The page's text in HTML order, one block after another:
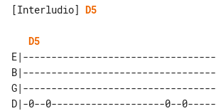
[Interludio] D5
D5
E|----------------------------------
B|----------------------------------
G|----------------------------------
D|-0--0--------------------0--0-----